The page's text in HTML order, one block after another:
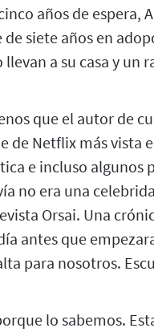
años de espera,
siete años en
a su casa y un
que el autor de
de Netflix más vista
e incluso algunos
no era una
Orsai. Una
antes que
para nosotros.
lo sabemos.